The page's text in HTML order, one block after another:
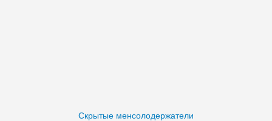
Скрытые менсолодержатели